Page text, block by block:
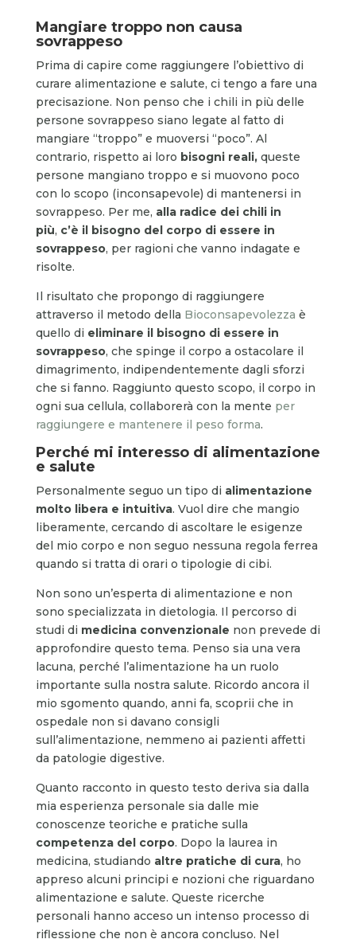
Mangiare troppo non causa
sovrappeso
Prima di capire come raggiungere l’obiettivo di
curare alimentazione e salute, ci tengo a fare una
precisazione. Non penso che i chili in più delle
persone sovrappeso siano legate al fatto di
mangiare “troppo” e muoversi “poco”. Al
contrario, rispetto ai loro bisogni reali, queste
persone mangiano troppo e si muovono poco
con lo scopo (inconsapevole) di mantenersi in
sovrappeso. Per me, alla radice dei chili in
più, c’è il bisogno del corpo di essere in
sovrappeso, per ragioni che vanno indagate e
risolte.
Il risultato che propongo di raggiungere
attraverso il metodo della Bioconsapevolezza è
quello di eliminare il bisogno di essere in
sovrappeso, che spinge il corpo a ostacolare il
dimagrimento, indipendentemente dagli sforzi
che si fanno. Raggiunto questo scopo, il corpo in
ogni sua cellula, collaborerà con la mente per
raggiungere e mantenere il peso forma.
Perché mi interesso di alimentazione
e salute
Personalmente seguo un tipo di alimentazione
molto libera e intuitiva. Vuol dire che mangio
liberamente, cercando di ascoltare le esigenze
del mio corpo e non seguo nessuna regola ferrea
quando si tratta di orari o tipologie di cibi.
Non sono un’esperta di alimentazione e non
sono specializzata in dietologia. Il percorso di
studi di medicina convenzionale non prevede di
approfondire questo tema. Penso sia una vera
lacuna, perché l’alimentazione ha un ruolo
importante sulla nostra salute. Ricordo ancora il
mio sgomento quando, anni fa, scoprii che in
ospedale non si davano consigli
sull’alimentazione, nemmeno ai pazienti affetti
da patologie digestive.
Quanto racconto in questo testo deriva sia dalla
mia esperienza personale sia dalle mie
conoscenze teoriche e pratiche sulla
competenza del corpo. Dopo la laurea in
medicina, studiando altre pratiche di cura, ho
appreso alcuni principi e nozioni che riguardano
alimentazione e salute. Queste ricerche
personali hanno acceso un intenso processo di
riflessione che non è ancora concluso. Nel